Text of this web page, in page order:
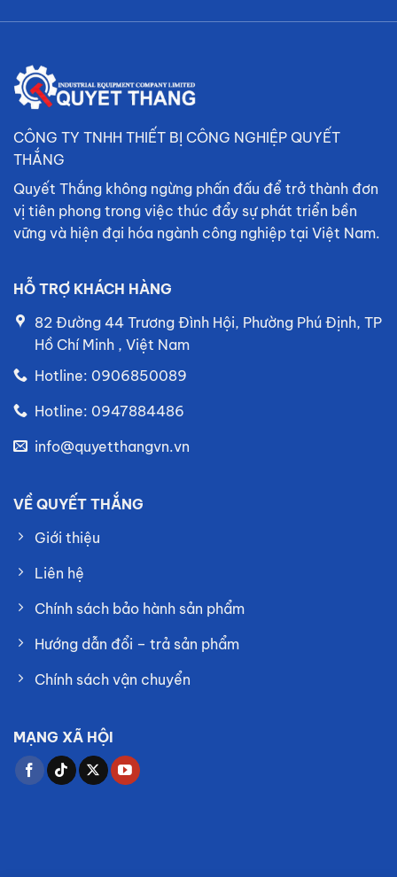
CÔNG TY TNHH THIẾT BỊ CÔNG NGHIỆP QUYẾT
THẮNG
Quyết Thắng không ngừng phấn đấu để trở thành đơn
vị tiên phong trong việc thúc đẩy sự phát triển bền
vững và hiện đại hóa ngành công nghiệp tại Việt Nam.
HỖ TRỢ KHÁCH HÀNG
82 Đường 44 Trương Đình Hội, Phường Phú Định, TP
Hồ Chí Minh , Việt Nam
Hotline: 0906850089
Hotline: 0947884486
info@quyetthangvn.vn
VỀ QUYẾT THẮNG
Giới thiệu
Liên hệ
Chính sách bảo hành sản phẩm
Hướng dẫn đổi – trả sản phẩm
Chính sách vận chuyển
MẠNG XÃ HỘI